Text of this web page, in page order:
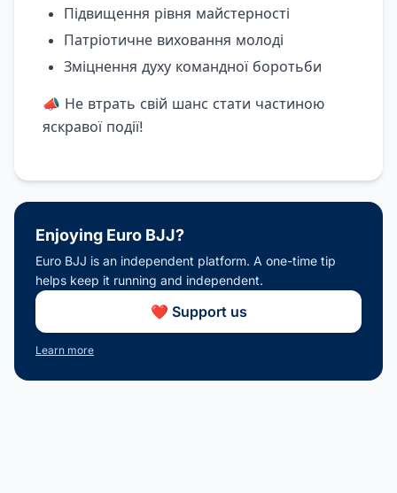
Підвищення рівня майстерності
Патріотичне виховання молоді
Зміцнення духу командної боротьби
📣 Не втрать свій шанс стати частиною
яскравої події!
Enjoying Euro BJJ?
Euro BJJ is an independent platform. A one-time tip
helps keep it running and independent.
❤️ Support us
Learn more